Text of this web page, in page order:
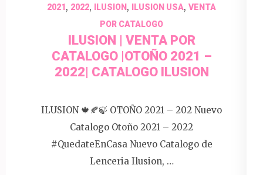
2021, 2022, ILUSION, ILUSION USA, VENTA
POR CATALOGO
ILUSION | VENTA POR
CATALOGO |OTOÑO 2021 –
2022| CATALOGO ILUSION
ILUSION 🍁🍂🍃 OTOÑO 2021 – 202 Nuevo
Catalogo Otoño 2021 – 2022
#QuedateEnCasa Nuevo Catalogo de
Lenceria Ilusion, …